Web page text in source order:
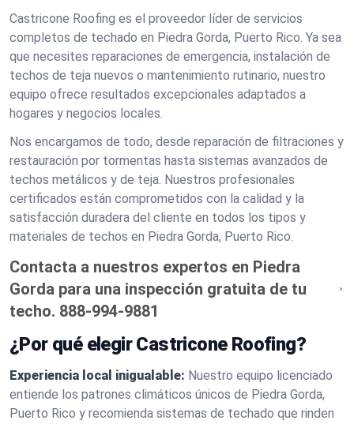
Castricone Roofing es el proveedor líder de servicios
completos de techado en Piedra Gorda, Puerto Rico. Ya sea
que necesites reparaciones de emergencia, instalación de
techos de teja nuevos o mantenimiento rutinario, nuestro
equipo ofrece resultados excepcionales adaptados a
hogares y negocios locales.
Nos encargamos de todo, desde reparación de filtraciones y
restauración por tormentas hasta sistemas avanzados de
techos metálicos y de teja. Nuestros profesionales
certificados están comprometidos con la calidad y la
satisfacción duradera del cliente en todos los tipos y
materiales de techos en Piedra Gorda, Puerto Rico.
Contacta a nuestros expertos en Piedra
Gorda para una inspección gratuita de tu
techo. 888-994-9881
¿Por qué elegir Castricone Roofing?
Experiencia local inigualable: Nuestro equipo licenciado
entiende los patrones climáticos únicos de Piedra Gorda,
Puerto Rico y recomienda sistemas de techado que rinden